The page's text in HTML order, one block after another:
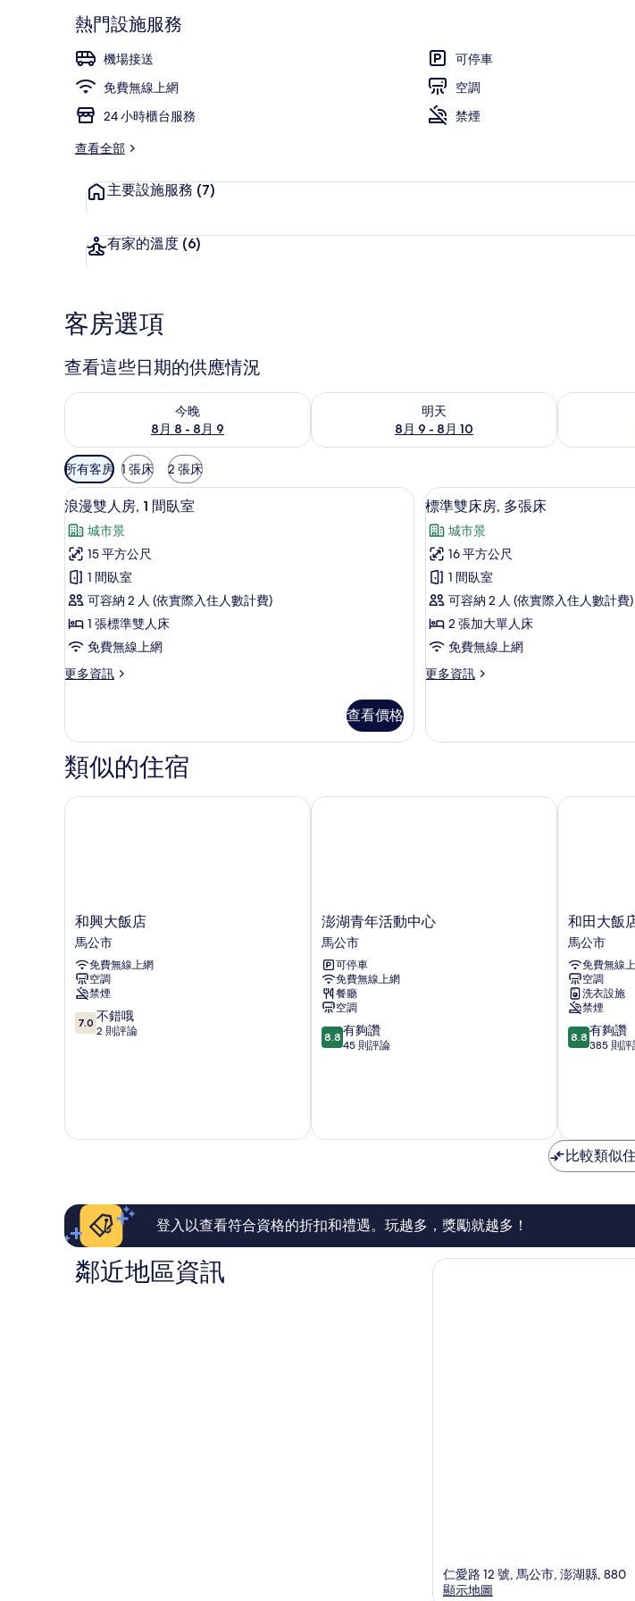
熱門設施服務
機場接送
可停車
免費無線上網
空調
24 小時櫃台服務
禁煙
查看全部
主要設施服務 (7)
有家的溫度 (6)
客房選項
查看這些日期的供應情況
今晚
8月 8 - 8月 9
查看今晚 (8月 8 - 8月 9) 的供應情況
明天
8月 9 - 8月 10
查看明天 (8月 9 - 8月 10) 的供應情況 查看本週末
可
用
的
客
房
篩
選
條
件
所有客房 1 張床 2 張床
顯
示
浪
漫
雙
人
房,
間
室
的
所
有
浪漫雙人房, 1 間臥室 | 書桌、遮光布/窗簾、隔音、免費無線上網
9
浪漫雙人房, 1 間臥室
城市景
15 平方公尺
1 間臥室
可容納 2 人 (依實際入住人數計費)
1 張標準雙人床
免費無線上網
更多資訊
更
雙
人
房,
間
查看價格
顯
示
標
準
雙
床
房,
張
的
相
標準
5
標準雙床房, 多張床
城市景
16 平方公尺
1 間臥室
可容納 2 人 (依實際入住人數計費)
2 張加大單人床
免費無線上網
更多資訊
更
雙
張
類似的住宿
和
興
大
飯
店
馬
公
市
和興大飯店
馬公市
免費無線上網
空調
禁煙
7.0
分，
哦，
論
7.0 不錯哦
2 則評論
和興大飯店
澎
湖
青
年
活
動
中
心
馬
澎湖青年活動中心
馬公市
可停車
免費無線上網
餐廳
空調
8.8
分，
夠
評
論
8.8 有夠讚
45 則評論
澎湖青年活動中心
和
田
大
飯
店
馬
公
市
和田大飯
馬公市
免費無線
空調
洗衣設施
禁煙
8.8
分，
夠
讚，
385
評
8.8 有夠讚
385 則評
和田大飯店
比較類似
登入以查看符合資格的折扣和禮遇。玩越多，獎勵就越多！
鄰近地區資訊
仁愛路 12 號, 馬公市, 澎湖縣, 880
顯示地圖